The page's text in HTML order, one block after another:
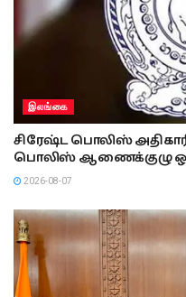
இலங்கை
சிரேஷ்ட பொலிஸ்
பொலிஸ் ஆணைக்குழு
2026-08-07